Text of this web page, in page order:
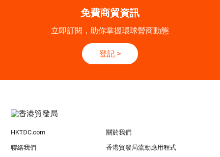
免費商貿資訊
立即訂閱，助你掌握環球營商動態
登記 >
HKTDC.com 關於我們
聯絡我們 香港貿發局流動應用程式